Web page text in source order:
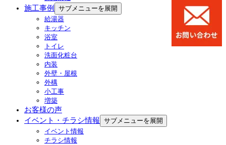
施工事例
サブメニューを展開
給湯器
キッチン
浴室
トイレ
洗面化粧台
内装
外壁・屋根
外構
小工事
増築
お客様の声
イベント・チラシ情報 サブメニューを展開
イベント情報
チラシ情報